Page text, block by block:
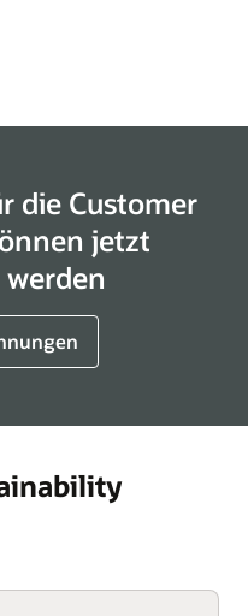
die Customer
jetzt